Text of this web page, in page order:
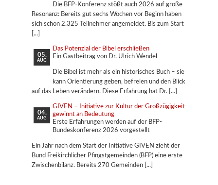
Die BFP-Konferenz stößt auch 2026 auf große
Resonanz: Bereits gut sechs Wochen vor Beginn haben
sich schon 2.325 Teilnehmer angemeldet. Bis zum Start
05.
AUG
Das Potenzial der Bibel erschließen
Ein Gastbeitrag von Dr. Ulrich Wendel
Die Bibel ist mehr als ein historisches Buch – sie
kann Orientierung geben, befreien und den Blick
auf das Leben verändern. Diese Erfahrung hat Dr.
04.
AUG
GIVEN – Initiative zur Kultur der Großzügigkeit
gewinnt an Bedeutung
Erste Erfahrungen werden auf der BFP-
Bundeskonferenz 2026 vorgestellt
Ein Jahr nach dem Start der Initiative GIVEN zieht der
Bund Freikirchlicher Pfingstgemeinden (BFP) eine erste
Zwischenbilanz. Bereits 270 Gemeinden